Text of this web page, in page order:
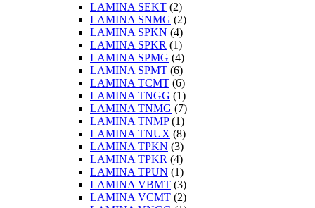
LAMINA SEKT (2)
LAMINA SNMG (2)
LAMINA SPKN (4)
LAMINA SPKR (1)
LAMINA SPMG (4)
LAMINA SPMT (6)
LAMINA TCMT (6)
LAMINA TNGG (1)
LAMINA TNMG (7)
LAMINA TNMP(1)
LAMINA TNUX (8)
LAMINA TPKN (3)
LAMINA TPKR (4)
LAMINA TPUN (1)
LAMINA VBMT (3)
LAMINA VCMT (2)